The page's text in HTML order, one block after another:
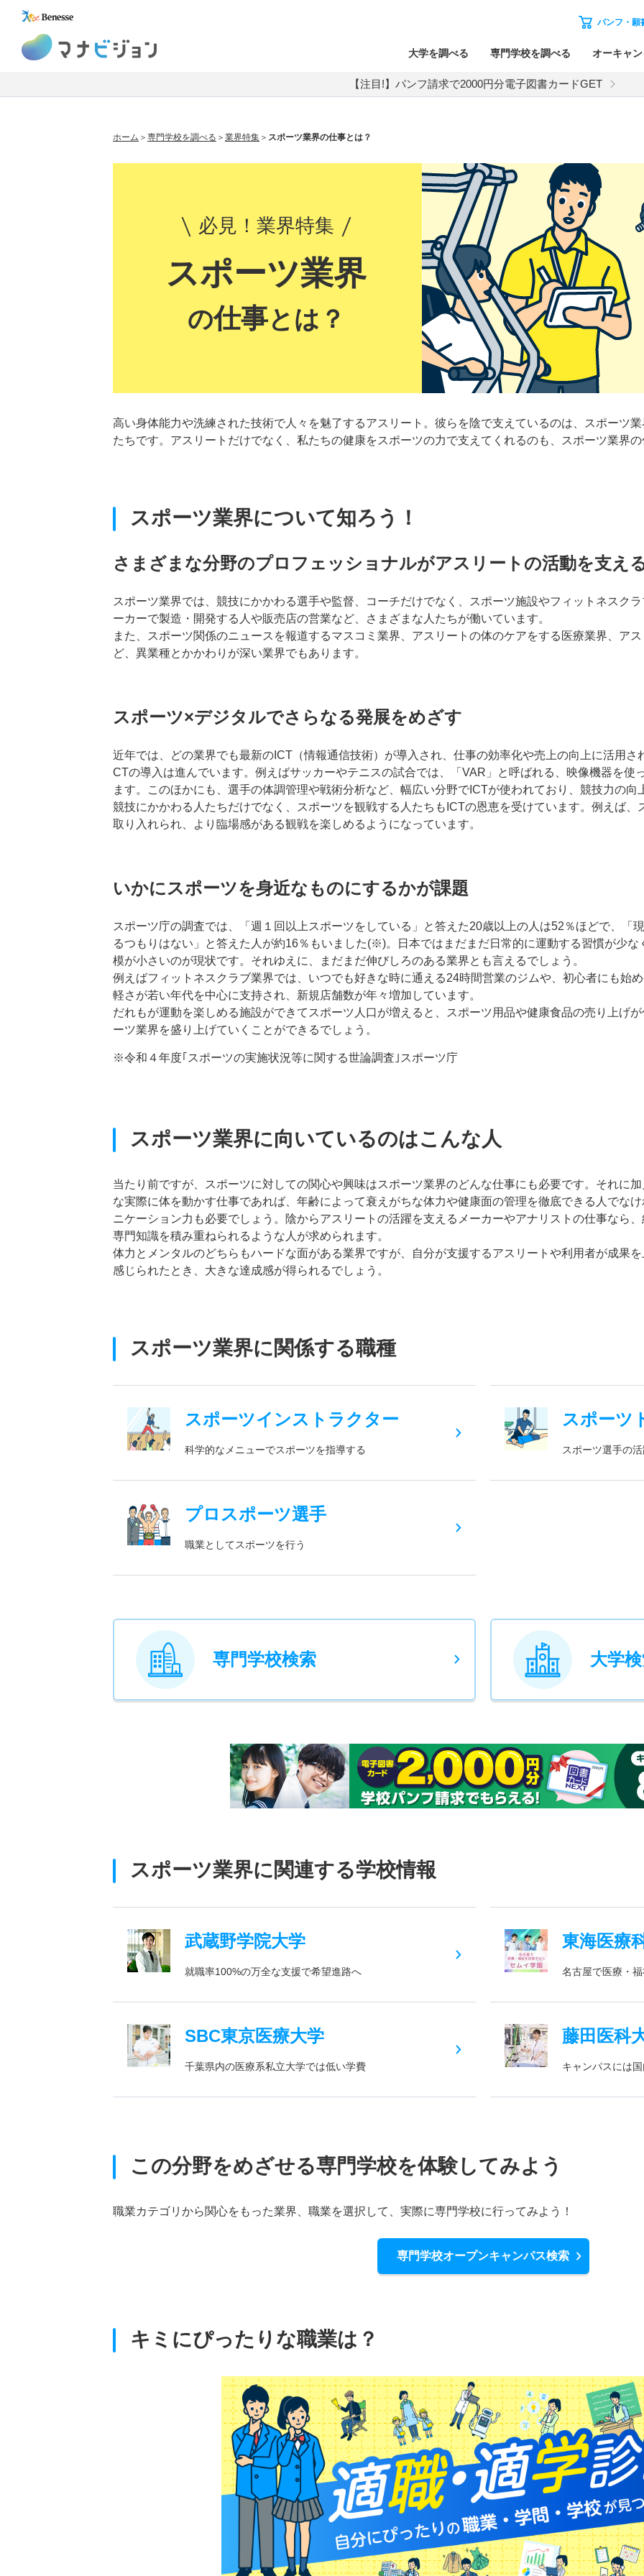
パンフ・願
大学を調べる 専門学校を調べる オーキャ
【注目!】パンフ請求で2000円分電子図書カードGET
ホーム 専門学校を調べる 業界特集 スポーツ業界の仕事とは？
必見！業界特集
スポーツ業界
の仕事とは？
高い身体能力や洗練された技術で人々を魅了するアスリート。彼らを陰で支えているのは、スポーツ
たちです。アスリートだけでなく、私たちの健康をスポーツの力で支えてくれるのも、スポーツ業界
スポーツ業界について知ろう！
さまざまな分野のプロフェッショナルがアスリートの活動を支え
スポーツ業界では、競技にかかわる選手や監督、コーチだけでなく、スポーツ施設やフィットネスク
ーカーで製造・開発する人や販売店の営業など、さまざまな人たちが働いています。
また、スポーツ関係のニュースを報道するマスコミ業界、アスリートの体のケアをする医療業界、ア
ど、異業種とかかわりが深い業界でもあります。
スポーツ×デジタルでさらなる発展をめざす
近年では、どの業界でも最新のICT（情報通信技術）が導入され、仕事の効率化や売上の向上に活用
CTの導入は進んでいます。例えばサッカーやテニスの試合では、「VAR」と呼ばれる、映像機器を使
ます。このほかにも、選手の体調管理や戦術分析など、幅広い分野でICTが使われており、競技力の向
競技にかかわる人たちだけでなく、スポーツを観戦する人たちもICTの恩恵を受けています。例えば
取り入れられ、より臨場感がある観戦を楽しめるようになっています。
いかにスポーツを身近なものにするかが課題
スポーツ庁の調査では、「週１回以上スポーツをしている」と答えた20歳以上の人は52％ほどで、「
るつもりはない」と答えた人が約16％もいました(※)。日本ではまだまだ日常的に運動する習慣が少
模が小さいのが現状です。それゆえに、まだまだ伸びしろのある業界とも言えるでしょう。
例えばフィットネスクラブ業界では、いつでも好きな時に通える24時間営業のジムや、初心者にも始
軽さが若い年代を中心に支持され、新規店舗数が年々増加しています。
だれもが運動を楽しめる施設ができてスポーツ人口が増えると、スポーツ用品や健康食品の売り上げ
ーツ業界を盛り上げていくことができるでしょう。
※令和４年度｢スポーツの実施状況等に関する世論調査｣スポーツ庁
スポーツ業界に向いているのはこんな人
当たり前ですが、スポーツに対しての関心や興味はスポーツ業界のどんな仕事にも必要です。それに
な実際に体を動かす仕事であれば、年齢によって衰えがちな体力や健康面の管理を徹底できる人でな
ニケーション力も必要でしょう。陰からアスリートの活躍を支えるメーカーやアナリストの仕事なら
専門知識を積み重ねられるような人が求められます。
体力とメンタルのどちらもハードな面がある業界ですが、自分が支援するアスリートや利用者が成果
感じられたとき、大きな達成感が得られるでしょう。
スポーツ業界に関係する職種
スポーツインストラクター
科学的なメニューでスポーツを指導する
スポーツ
スポーツ選手の
プロスポーツ選手
職業としてスポーツを行う
専門学校検索 大学
スポーツ業界に関連する学校情報
武蔵野学院大学
就職率100%の万全な支援で希望進路へ
東海医療
名古屋で医療・
SBC東京医療大学
千葉県内の医療系私立大学では低い学費
藤田医科
キャンパスには
この分野をめざせる専門学校を体験してみよう
職業カテゴリから関心をもった業界、職業を選択して、実際に専門学校に行ってみよう！
専門学校オープンキャンパス検索
キミにぴったりな職業は？